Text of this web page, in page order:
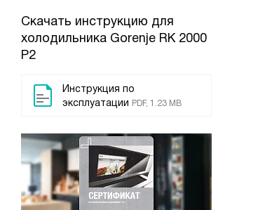
Скачать инструкцию для
холодильника Gorenje RK 2000
P2
Инструкция по
эксплуатации PDF, 1.23 MB